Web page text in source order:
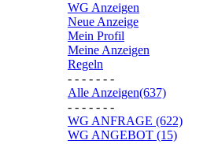
WG Anzeigen
Neue Anzeige
Mein Profil
Meine Anzeigen
Regeln
- - - - - - -
Alle Anzeigen(637)
- - - - - - -
WG ANFRAGE (622)
WG ANGEBOT (15)